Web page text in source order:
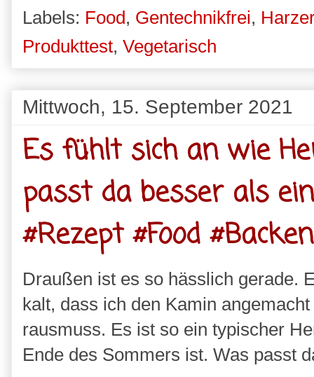
Labels: Food, Gentechnikfrei,
Produkttest, Vegetarisch
Mittwoch, 15. September 2021
Es fühlt sich an wie
passt da besser als
#Rezept #Food #Backen
Draußen ist es so hässlich gerade.
kalt, dass ich den Kamin
rausmuss. Es ist so ein typischer
Ende des Sommers ist. Was passt